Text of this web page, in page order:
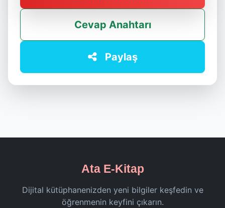
Cevap Anahtarı
Paylaş
Ata E-Kitap
Dijital kütüphanenizden yeni bilgiler keşfedin ve
öğrenmenin keyfini çıkarın.